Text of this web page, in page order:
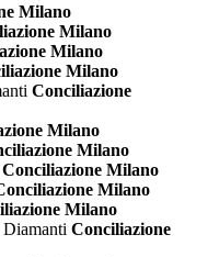
Milano
Milano
Milano
Milano
Conciliazione
Milano
Milano
Milano
Milano
Milano
Conciliazione